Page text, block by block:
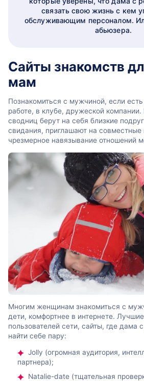
связать свою жизнь с кем
обслуживающим персоналом.
абьюзера.
Сайты знакомств
мам
Познакомиться с мужчиной, если
работе, в клубе, дружеской
сводниц берут на себя близкие
свидания, приглашают на совместные
чрезмерное навязывание отношений
Многим женщинам знакомиться с
дети, комфортнее в интернете.
пользователей сети, сайты, где дама
найти себе пару:
Jolly (огромная аудитория,
партнера);
Natalie-date (тщательная